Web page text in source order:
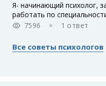
Я- начинающий психолог,
работать по
7596
1 ответ
Все советы психологов